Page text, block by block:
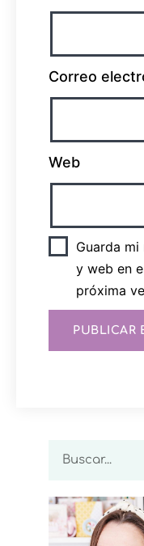
Correo
Web
Guarda
y web en
próxima